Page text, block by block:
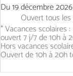
Du19 décembre 2026
Ouverttous
* Vacances scolaires :
ouvert 7 j/7 de 10h à
Hors vacances
Ouvert de 10h à 20h